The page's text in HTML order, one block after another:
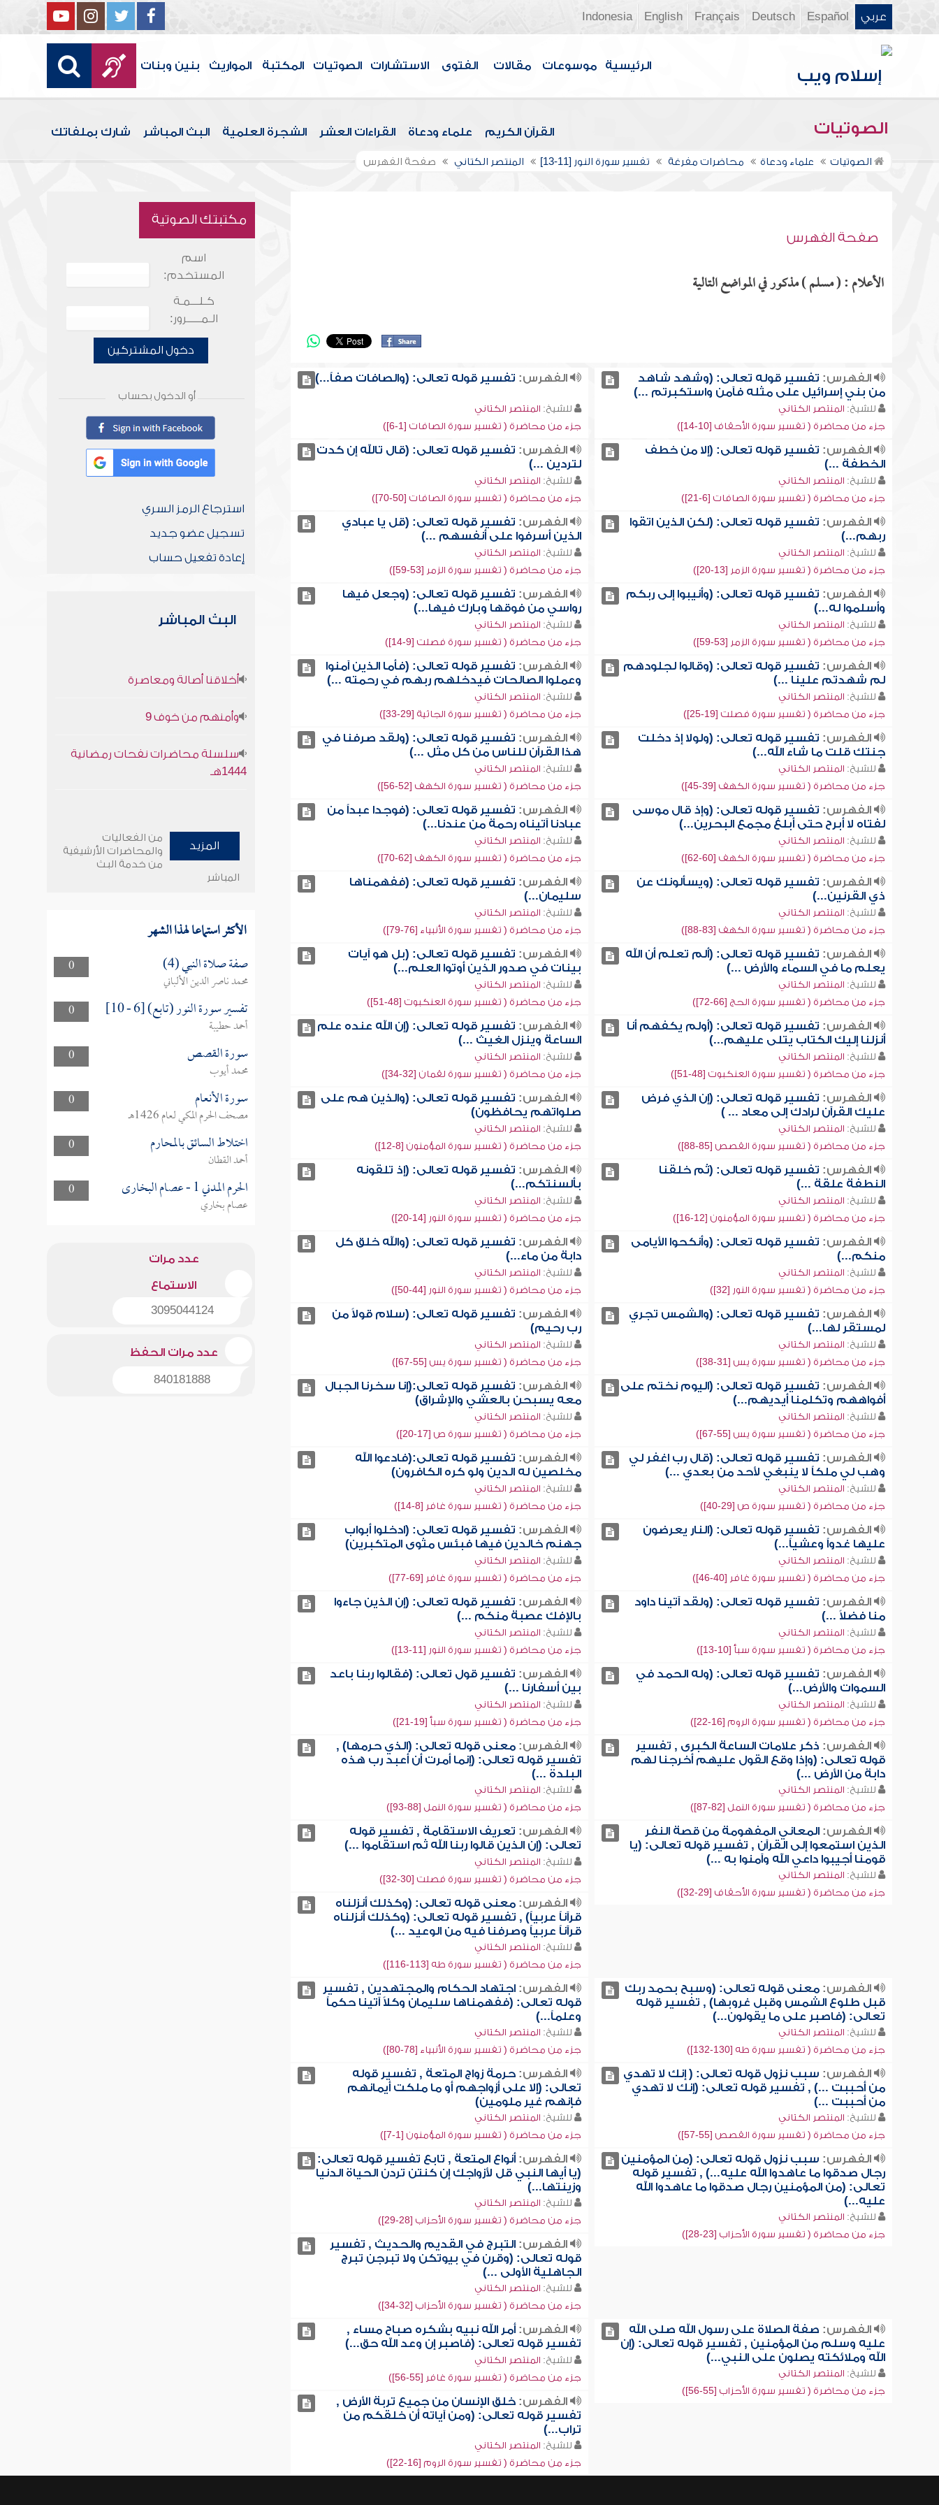
عربي Español
Deutsch
Français
English
Indonesia
الرئيسية موسوعات مقالات الفتوى الاستشارات الصوتيات المكتبة المواريث بنين وبنات
الصوتيات القرآن الكريم علماء ودعاة القراءات العشر الشجرة العلمية البث المباشر شارك بملفاتك
الصوتيات علماء ودعاة محاضرات مفرغة تفسير سورة النور [11-13] المنتصر الكتاني صفحة الفهرس
صفحة الفهرس
الأعلام : ( مسلم ) مذكور في المواضع التالية
الفهرس: تفسير قوله تعالى: (وشهد شاهد
من بني إسرائيل على مثله فآمن واستكبرتم ...)
للشيخ: المنتصر الكتاني
جزء من محاضرة ( تفسير سورة الأحقاف [10-14])
الفهرس: تفسير قوله تعالى: (والصافات صفاً...)
للشيخ: المنتصر الكتاني
جزء من محاضرة ( تفسير سورة الصافات [1-6])
الفهرس: تفسير قوله تعالى: (إلا من خطف
الخطفة ...)
للشيخ: المنتصر الكتاني
جزء من محاضرة ( تفسير سورة الصافات [6-21])
الفهرس: تفسير قوله تعالى: (قال تالله إن كدت
لتردين ...)
للشيخ: المنتصر الكتاني
جزء من محاضرة ( تفسير سورة الصافات [50-70])
الفهرس: تفسير قوله تعالى: (لكن الذين اتقوا
ربهم...)
للشيخ: المنتصر الكتاني
جزء من محاضرة ( تفسير سورة الزمر [13-20])
الفهرس: تفسير قوله تعالى: (قل يا عبادي
الذين أسرفوا على أنفسهم ...)
للشيخ: المنتصر الكتاني
جزء من محاضرة ( تفسير سورة الزمر [53-59])
الفهرس: تفسير قوله تعالى: (وأنيبوا إلى ربكم
وأسلموا له...)
للشيخ: المنتصر الكتاني
جزء من محاضرة ( تفسير سورة الزمر [53-59])
الفهرس: تفسير قوله تعالى: (وجعل فيها
رواسي من فوقها وبارك فيها...)
للشيخ: المنتصر الكتاني
جزء من محاضرة ( تفسير سورة فصلت [9-14])
الفهرس: تفسير قوله تعالى: (وقالوا لجلودهم
لم شهدتم علينا ...)
للشيخ: المنتصر الكتاني
جزء من محاضرة ( تفسير سورة فصلت [19-25])
الفهرس: تفسير قوله تعالى: (فأما الذين آمنوا
وعملوا الصالحات فيدخلهم ربهم في رحمته ...)
للشيخ: المنتصر الكتاني
جزء من محاضرة ( تفسير سورة الجاثية [29-33])
الفهرس: تفسير قوله تعالى: (ولولا إذ دخلت
جنتك قلت ما شاء الله...)
للشيخ: المنتصر الكتاني
جزء من محاضرة ( تفسير سورة الكهف [39-45])
الفهرس: تفسير قوله تعالى: (ولقد صرفنا في
هذا القرآن للناس من كل مثل ...)
للشيخ: المنتصر الكتاني
جزء من محاضرة ( تفسير سورة الكهف [52-56])
الفهرس: تفسير قوله تعالى: (وإذ قال موسى
لفتاه لا أبرح حتى أبلغ مجمع البحرين...)
للشيخ: المنتصر الكتاني
جزء من محاضرة ( تفسير سورة الكهف [60-62])
الفهرس: تفسير قوله تعالى: (فوجدا عبداً من
عبادنا آتيناه رحمة من عندنا...)
للشيخ: المنتصر الكتاني
جزء من محاضرة ( تفسير سورة الكهف [62-70])
الفهرس: تفسير قوله تعالى: (ويسألونك عن
ذي القرنين...)
للشيخ: المنتصر الكتاني
جزء من محاضرة ( تفسير سورة الكهف [83-88])
الفهرس: تفسير قوله تعالى: (ففهمناها
سليمان...)
للشيخ: المنتصر الكتاني
جزء من محاضرة ( تفسير سورة الأنبياء [76-79])
الفهرس: تفسير قوله تعالى: (ألم تعلم أن الله
يعلم ما في السماء والأرض ...)
للشيخ: المنتصر الكتاني
جزء من محاضرة ( تفسير سورة الحج [66-72])
الفهرس: تفسير قوله تعالى: (بل هو آيات
بينات في صدور الذين أوتوا العلم...)
للشيخ: المنتصر الكتاني
جزء من محاضرة ( تفسير سورة العنكبوت [48-51])
الفهرس: تفسير قوله تعالى: (أولم يكفهم أنا
أنزلنا إليك الكتاب يتلى عليهم...)
للشيخ: المنتصر الكتاني
جزء من محاضرة ( تفسير سورة العنكبوت [48-51])
الفهرس: تفسير قوله تعالى: (إن الله عنده علم
الساعة وينزل الغيث ...)
للشيخ: المنتصر الكتاني
جزء من محاضرة ( تفسير سورة لقمان [32-34])
الفهرس: تفسير قوله تعالى: (إن الذي فرض
عليك القرآن لرادك إلى معاد ... )
للشيخ: المنتصر الكتاني
جزء من محاضرة ( تفسير سورة القصص [85-88])
الفهرس: تفسير قوله تعالى: (والذين هم على
صلواتهم يحافظون)
للشيخ: المنتصر الكتاني
جزء من محاضرة ( تفسير سورة المؤمنون [8-12])
الفهرس: تفسير قوله تعالى: (ثم خلقنا
النطفة علقة ...)
للشيخ: المنتصر الكتاني
جزء من محاضرة ( تفسير سورة المؤمنون [12-16])
الفهرس: تفسير قوله تعالى: (إذ تلقونه
بألسنتكم...)
للشيخ: المنتصر الكتاني
جزء من محاضرة ( تفسير سورة النور [14-20])
الفهرس: تفسير قوله تعالى: (وأنكحوا الأيامى
منكم...)
للشيخ: المنتصر الكتاني
جزء من محاضرة ( تفسير سورة النور [32])
الفهرس: تفسير قوله تعالى: (والله خلق كل
دابة من ماء...)
للشيخ: المنتصر الكتاني
جزء من محاضرة ( تفسير سورة النور [44-50])
الفهرس: تفسير قوله تعالى: (والشمس تجري
لمستقر لها...)
للشيخ: المنتصر الكتاني
جزء من محاضرة ( تفسير سورة يس [31-38])
الفهرس: تفسير قوله تعالى: (سلام قولاً من
رب رحيم)
للشيخ: المنتصر الكتاني
جزء من محاضرة ( تفسير سورة يس [55-67])
الفهرس: تفسير قوله تعالى: (اليوم نختم على
أفواههم وتكلمنا أيديهم...)
للشيخ: المنتصر الكتاني
جزء من محاضرة ( تفسير سورة يس [55-67])
الفهرس: تفسير قوله تعالى:(إنا سخرنا الجبال
معه يسبحن بالعشي والإشراق)
للشيخ: المنتصر الكتاني
جزء من محاضرة ( تفسير سورة ص [17-20])
الفهرس: تفسير قوله تعالى: (قال رب اغفر لي
وهب لي ملكاً لا ينبغي لأحد من بعدي ...)
للشيخ: المنتصر الكتاني
جزء من محاضرة ( تفسير سورة ص [29-40])
الفهرس: تفسير قوله تعالى:(فادعوا الله
مخلصين له الدين ولو كره الكافرون)
للشيخ: المنتصر الكتاني
جزء من محاضرة ( تفسير سورة غافر [8-14])
الفهرس: تفسير قوله تعالى: (النار يعرضون
عليها غدواً وعشياً...)
للشيخ: المنتصر الكتاني
جزء من محاضرة ( تفسير سورة غافر [40-46])
الفهرس: تفسير قوله تعالى: (ادخلوا أبواب
جهنم خالدين فيها فبئس مثوى المتكبرين)
للشيخ: المنتصر الكتاني
جزء من محاضرة ( تفسير سورة غافر [69-77])
الفهرس: تفسير قوله تعالى: (ولقد آتينا داود
منا فضلاً ...)
للشيخ: المنتصر الكتاني
جزء من محاضرة ( تفسير سورة سبأ [10-13])
الفهرس: تفسير قوله تعالى: (إن الذين جاءوا
بالإفك عصبة منكم ...)
للشيخ: المنتصر الكتاني
جزء من محاضرة ( تفسير سورة النور [11-13])
الفهرس: تفسير قوله تعالى: (وله الحمد في
السموات والأرض...)
للشيخ: المنتصر الكتاني
جزء من محاضرة ( تفسير سورة الروم [16-22])
الفهرس: تفسير قول تعالى: (فقالوا ربنا باعد
بين أسفارنا ...)
للشيخ: المنتصر الكتاني
جزء من محاضرة ( تفسير سورة سبأ [19-21])
الفهرس: ذكر علامات الساعة الكبرى , تفسير
قوله تعالى: (وإذا وقع القول عليهم أخرجنا لهم
دابة من الأرض ...)
للشيخ: المنتصر الكتاني
جزء من محاضرة ( تفسير سورة النمل [82-87])
الفهرس: معنى قوله تعالى: (الذي حرمها) ,
تفسير قوله تعالى: (إنما أمرت أن أعبد رب هذه
البلدة ...)
للشيخ: المنتصر الكتاني
جزء من محاضرة ( تفسير سورة النمل [88-93])
الفهرس:المعاني المفهومة من قصة النفر
الذين استمعوا إلى القرآن , تفسير قوله تعالى: (يا
قومنا أجيبوا داعي الله وآمنوا به ...)
للشيخ: المنتصر الكتاني
جزء من محاضرة ( تفسير سورة الأحقاف [29-32])
الفهرس: تعريف الاستقامة , تفسير قوله
تعالى: (إن الذين قالوا ربنا الله ثم استقاموا ...)
للشيخ: المنتصر الكتاني
جزء من محاضرة ( تفسير سورة فصلت [30-32])
الفهرس: معنى قوله تعالى: (وكذلك أنزلناه
قرآناً عربياً) , تفسير قوله تعالى: (وكذلك أنزلناه
قرآناً عربياً وصرفنا فيه من الوعيد ...)
للشيخ: المنتصر الكتاني
جزء من محاضرة ( تفسير سورة طه [113-116])
الفهرس:معنى قوله تعالى: (وسبح بحمد ربك
قبل طلوع الشمس وقبل غروبها) , تفسير قوله
تعالى: (فاصبر على ما يقولون...)
للشيخ: المنتصر الكتاني
جزء من محاضرة ( تفسير سورة طه [130-132])
الفهرس: اجتهاد الحكام والمجتهدين , تفسير
قوله تعالى: (ففهمناها سليمان وكلاً آتينا حكماً
وعلماً...)
للشيخ: المنتصر الكتاني
جزء من محاضرة ( تفسير سورة الأنبياء [78-80])
الفهرس: سبب نزول قوله تعالى: ( إنك لا تهدي
من أحببت ...) , تفسير قوله تعالى: (إنك لا تهدي
من أحببت ...)
للشيخ: المنتصر الكتاني
جزء من محاضرة ( تفسير سورة القصص [55-57])
الفهرس: حرمة زواج المتعة , تفسير قوله
تعالى: (إلا على أزواجهم أو ما ملكت أيمانهم
فإنهم غير ملومين)
للشيخ: المنتصر الكتاني
جزء من محاضرة ( تفسير سورة المؤمنون [1-7])
الفهرس: سبب نزول قوله تعالى: (من المؤمنين
رجال صدقوا ما عاهدوا الله عليه...) , تفسير قوله
تعالى: (من المؤمنين رجال صدقوا ما عاهدوا الله
عليه...)
للشيخ: المنتصر الكتاني
جزء من محاضرة ( تفسير سورة الأحزاب [23-28])
الفهرس: أنواع المتعة , تابع تفسير قوله تعالى:
(يا أيها النبي قل لأزواجك إن كنتن تردن الحياة الدنيا
وزينتها...)
للشيخ: المنتصر الكتاني
جزء من محاضرة ( تفسير سورة الأحزاب [28-29])
الفهرس: التبرج في القديم والحديث , تفسير
قوله تعالى: (وقرن في بيوتكن ولا تبرجن تبرج
الجاهلية الأولى ...)
للشيخ: المنتصر الكتاني
جزء من محاضرة ( تفسير سورة الأحزاب [32-34])
الفهرس: صفة الصلاة على رسول الله صلى الله
عليه وسلم من المؤمنين , تفسير قوله تعالى: (إن
الله وملائكته يصلون على النبي...)
للشيخ: المنتصر الكتاني
جزء من محاضرة ( تفسير سورة الأحزاب [55-56])
الفهرس: أمر الله نبيه بشكره صباح مساء ,
تفسير قوله تعالى: (فاصبر إن وعد الله حق...)
للشيخ: المنتصر الكتاني
جزء من محاضرة ( تفسير سورة غافر [55-56])
الفهرس: خلق الإنسان من جميع تربة الأرض ,
تفسير قوله تعالى: (ومن آياته أن خلقكم من
تراب...)
للشيخ: المنتصر الكتاني
جزء من محاضرة ( تفسير سورة الروم [16-22])
مكتبتك الصوتية
اسم
المستخدم:
كـلـــمـة
الـمـــــرور:
دخول المشتركين
أو الدخول بحساب
استرجاع الرمز السري
تسجيل عضو جديد
إعادة تفعيل حساب
البث المباشر
أخلاقنا أصالة ومعاصرة
وأمنهم من خوف 9
سلسلة محاضرات نفحات رمضانية
1444هـ
المزيد
من الفعاليات
والمحاضرات الأرشيفية
من خدمة البث
المباشر
الأكثر استماعا لهذا الشهر
0 صفة صلاة النبي (4)
محمد ناصر الدين الألباني
0
تفسير سورة النور (تابع) [6 - 10]
أحمد حطيبة
0
سورة القصص
محمد أيوب
0
سورة الأنعام
مصحف الحرم المكي لعام 1426هـ
0
اختلاط السائق بالمحارم
أحمد القطان
0
الحرم المدني 1 - عصام البخارى
عصام بخاري
عدد مرات
الاستماع
3095044124
عدد مرات الحفظ
840181888